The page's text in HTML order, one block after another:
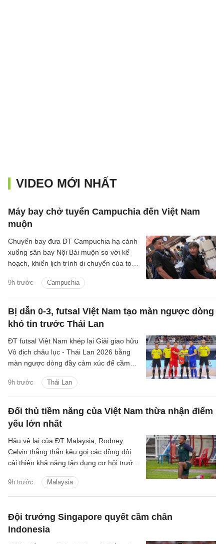
VIDEO MỚI NHẤT
Máy bay chở tuyển Campuchia đến Việt Nam
muộn
9h trước Campuchia
Chuyến bay đưa ĐT Campuchia hạ cánh
xuống sân bay Nội Bài muộn so với kế
hoạch, khiến lịch trình di chuyển của toàn
ngơi.
Bị dẫn 0-3, futsal Việt Nam tạo màn ngược dòng
khó tin trước Thái Lan
9h trước Thái Lan
ĐT futsal Việt Nam khép lại Giải giao hữu
Vô địch châu lục - Thái Lan 2026 bằng
màn ngược dòng đầy cảm xúc để cầm
tích bất bại sau 4 trận đấu.
Đối thủ tiềm năng của Việt Nam thừa nhận điểm
yếu lớn nhất
9h trước Malaysia
Hậu vệ lai của ĐT Malaysia, Rodney
Celvin thẳng thắn kêu gọi các đồng đội
cải thiện khả năng tận dụng cơ hội trước
Đội trưởng Singapore quyết cầm chân
Indonesia